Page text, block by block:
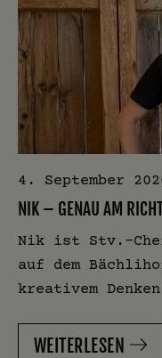
4. September
NIK – GENAU AM
Nik ist Stv.-
auf dem
kreativem
WEITERLESEN